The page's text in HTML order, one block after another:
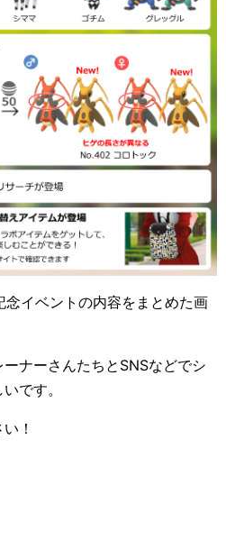
念イベントの内容をまとめた画
ナーさんたちとSNSなどでシ
です。
！